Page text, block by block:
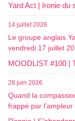
Yard Act | Ironie du
14 juillet 2026
Le groupe anglais
vendredi 17 juillet
MOODLIST #100 |
28 juin 2026
Quand la
frappé par